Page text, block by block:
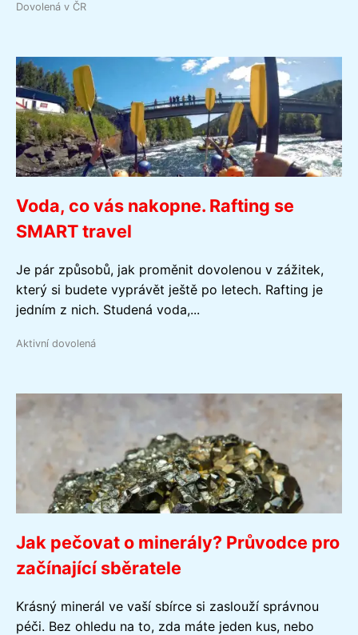
Dovolená v ČR
Voda, co vás nakopne. Rafting se
SMART travel
Je pár způsobů, jak proměnit dovolenou v zážitek,
který si budete vyprávět ještě po letech. Rafting je
jedním z nich. Studená voda,...
Aktivní dovolená
Jak pečovat o minerály? Průvodce pro
začínající sběratele
Krásný minerál ve vaší sbírce si zaslouží správnou
péči. Bez ohledu na to, zda máte jeden kus, nebo